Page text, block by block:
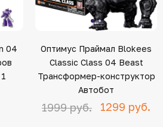
04
Оптимус Праймал Blokees
Classic Class 04 Beast
Трансформер-конструктор
Автобот
1999 руб. 1299 руб.